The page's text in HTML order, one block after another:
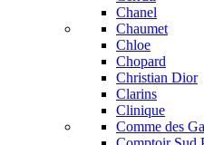
Chanel
Chaumet
Chloe
Chopard
Christian Dior
Clarins
Clinique
Comme des